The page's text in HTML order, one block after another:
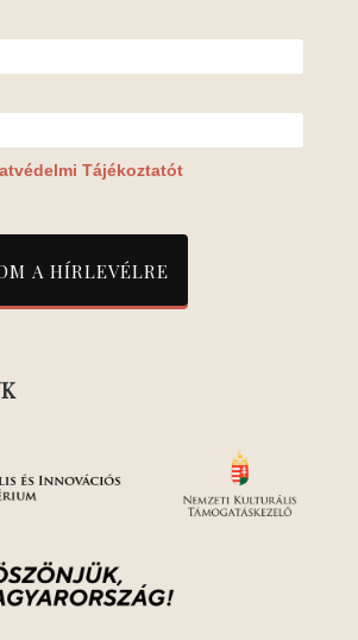
Tájékoztatót